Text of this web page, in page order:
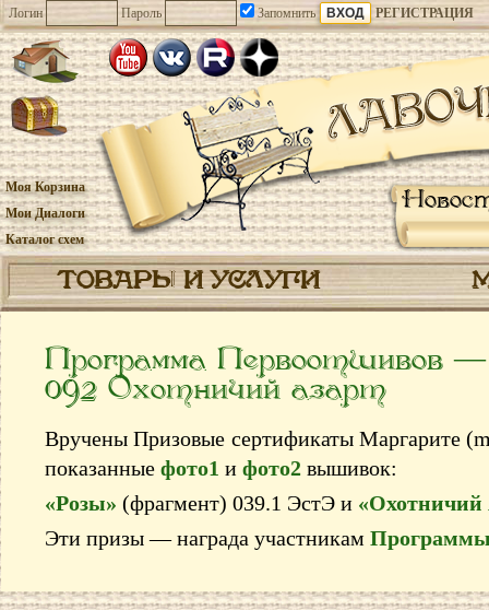
Логин Пароль Запомнить РЕГИСТРАЦИЯ
Моя Корзина
Мои Диалоги
Каталог схем
ТОВАРЫ И УСЛУГИ
Программа Первоотшивов
092 Охотничий азарт
Вручены Призовые сертификаты Маргаритe
показанные фото1 и фото2 вышивок:
«Розы» (фрагмент) 039.1 ЭстЭ и «Охотничий
Эти призы — награда участникам